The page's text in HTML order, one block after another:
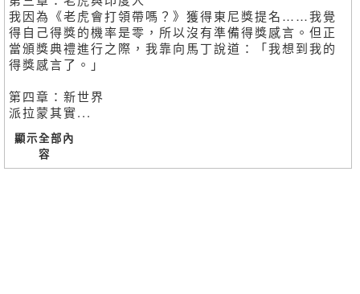
我因為《老虎會打領帶嗎？》獲得東尼獎提名……我覺
得自己得獎的機率是零，所以沒有準備得獎感言。但正
當頒獎典禮進行之際，我靠向馬丁說道：「我想到我的
得獎感言了。」
第四章：新世界
派拉蒙其實...
顯示全部內
容